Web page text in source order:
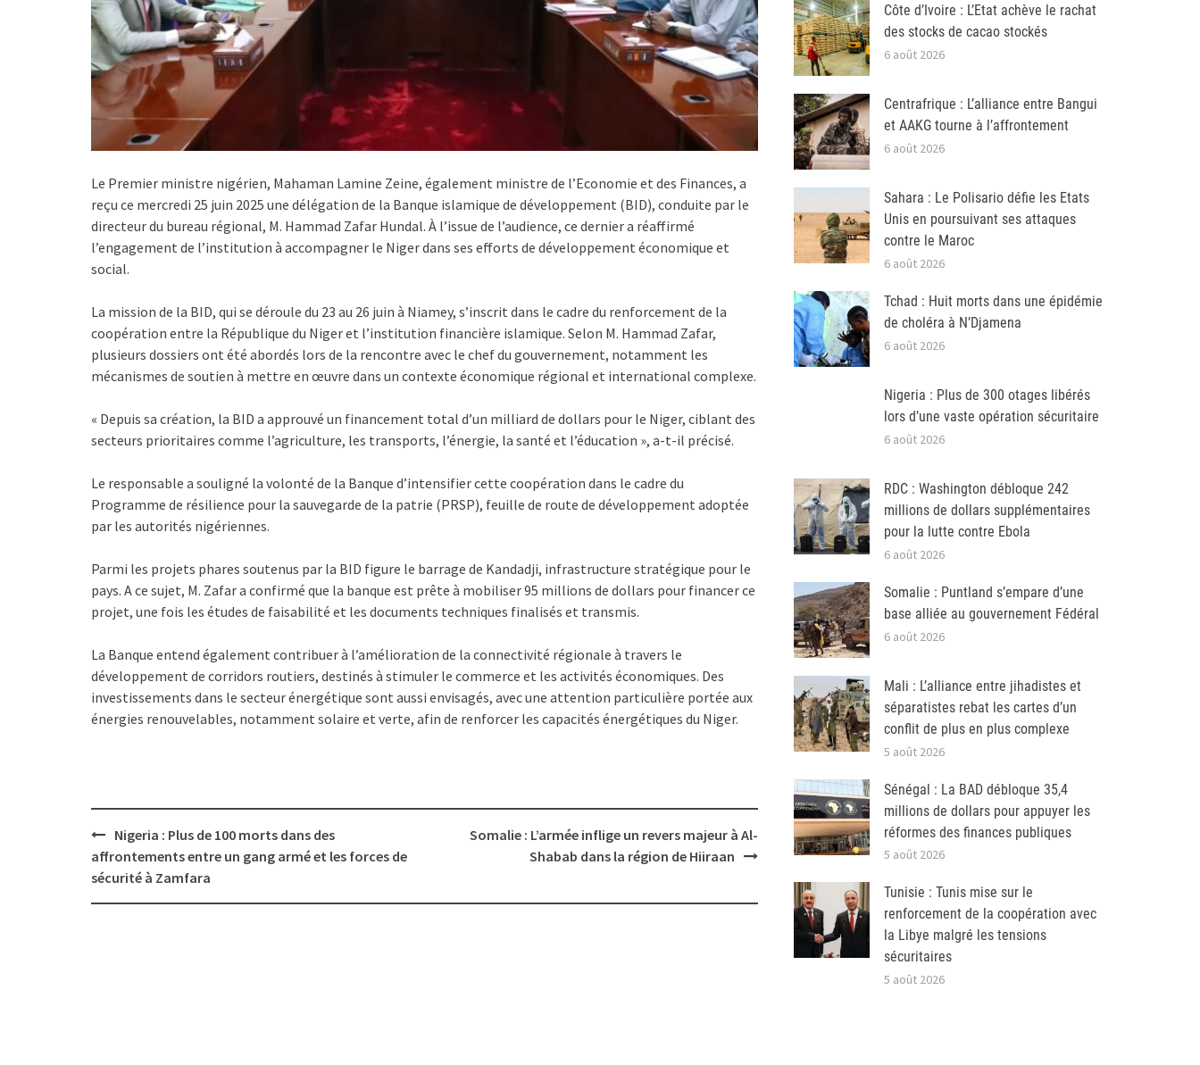
Le Premier ministre nigérien, Mahaman Lamine Zeine, également ministre de l’Economie et des Finances, a
reçu ce mercredi 25 juin 2025 une délégation de la Banque islamique de développement (BID), conduite par le
directeur du bureau régional, M. Hammad Zafar Hundal. À l’issue de l’audience, ce dernier a réaffirmé
l’engagement de l’institution à accompagner le Niger dans ses efforts de développement économique et
social.
La mission de la BID, qui se déroule du 23 au 26 juin à Niamey, s’inscrit dans le cadre du renforcement de la
coopération entre la République du Niger et l’institution financière islamique. Selon M. Hammad Zafar,
plusieurs dossiers ont été abordés lors de la rencontre avec le chef du gouvernement, notamment les
mécanismes de soutien à mettre en œuvre dans un contexte économique régional et international complexe.
« Depuis sa création, la BID a approuvé un financement total d’un milliard de dollars pour le Niger, ciblant des
secteurs prioritaires comme l’agriculture, les transports, l’énergie, la santé et l’éducation », a-t-il précisé.
Le responsable a souligné la volonté de la Banque d’intensifier cette coopération dans le cadre du
Programme de résilience pour la sauvegarde de la patrie (PRSP), feuille de route de développement adoptée
par les autorités nigériennes.
Parmi les projets phares soutenus par la BID figure le barrage de Kandadji, infrastructure stratégique pour le
pays. A ce sujet, M. Zafar a confirmé que la banque est prête à mobiliser 95 millions de dollars pour financer ce
projet, une fois les études de faisabilité et les documents techniques finalisés et transmis.
La Banque entend également contribuer à l’amélioration de la connectivité régionale à travers le
développement de corridors routiers, destinés à stimuler le commerce et les activités économiques. Des
investissements dans le secteur énergétique sont aussi envisagés, avec une attention particulière portée aux
énergies renouvelables, notamment solaire et verte, afin de renforcer les capacités énergétiques du Niger.
Post
navigation
Nigeria : Plus de 100 morts dans des
affrontements entre un gang armé et les forces de
sécurité à Zamfara
Somalie : L’armée inflige un revers majeur à Al-
Shabab dans la région de Hiiraan
Côte d’Ivoire : L’Etat achève le rachat
des stocks de cacao stockés
6 août 2026
Centrafrique : L’alliance entre Bangui
et AAKG tourne à l’affrontement
6 août 2026
Sahara : Le Polisario défie les Etats
Unis en poursuivant ses attaques
contre le Maroc
6 août 2026
Tchad : Huit morts dans une épidémie
de choléra à N’Djamena
6 août 2026
Nigeria : Plus de 300 otages libérés
lors d’une vaste opération sécuritaire
6 août 2026
RDC : Washington débloque 242
millions de dollars supplémentaires
pour la lutte contre Ebola
6 août 2026
Somalie : Puntland s’empare d’une
base alliée au gouvernement Fédéral
6 août 2026
Mali : L’alliance entre jihadistes et
séparatistes rebat les cartes d’un
conflit de plus en plus complexe
5 août 2026
Sénégal : La BAD débloque 35,4
millions de dollars pour appuyer les
réformes des finances publiques
5 août 2026
Tunisie : Tunis mise sur le
renforcement de la coopération avec
la Libye malgré les tensions
sécuritaires
5 août 2026